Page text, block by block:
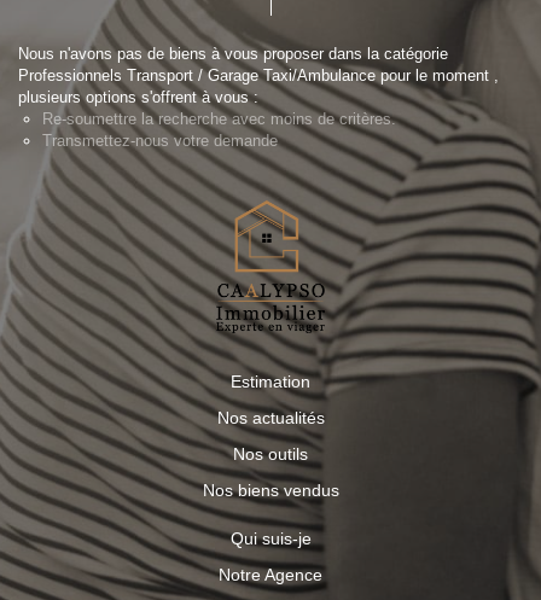
Nous n'avons pas de biens à vous proposer dans la catégorie
Professionnels Transport / Garage Taxi/Ambulance pour le moment ,
plusieurs options s'offrent à vous :
Re-soumettre la recherche avec moins de critères.
Transmettez-nous votre demande
Estimation
Nos actualités
Nos outils
Nos biens vendus
Qui suis-je
Notre Agence